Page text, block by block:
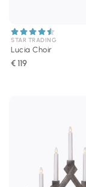
STAR TRADING
Lucia Choir
€ 119